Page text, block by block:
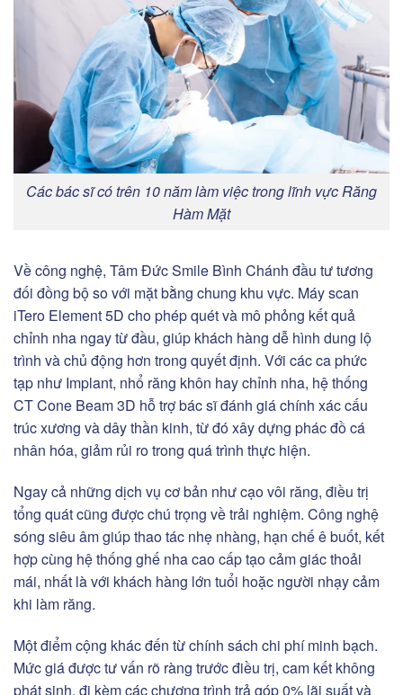
Các bác sĩ có trên 10 năm làm việc trong lĩnh vực Răng
Hàm Mặt
Về công nghệ, Tâm Đức Smile Bình Chánh đầu tư tương
đối đồng bộ so với mặt bằng chung khu vực. Máy scan
iTero Element 5D cho phép quét và mô phỏng kết quả
chỉnh nha ngay từ đầu, giúp khách hàng dễ hình dung lộ
trình và chủ động hơn trong quyết định. Với các ca phức
tạp như Implant, nhổ răng khôn hay chỉnh nha, hệ thống
CT Cone Beam 3D hỗ trợ bác sĩ đánh giá chính xác cấu
trúc xương và dây thần kinh, từ đó xây dựng phác đồ cá
nhân hóa, giảm rủi ro trong quá trình thực hiện.
Ngay cả những dịch vụ cơ bản như cạo vôi răng, điều trị
tổng quát cũng được chú trọng về trải nghiệm. Công nghệ
sóng siêu âm giúp thao tác nhẹ nhàng, hạn chế ê buốt, kết
hợp cùng hệ thống ghế nha cao cấp tạo cảm giác thoải
mái, nhất là với khách hàng lớn tuổi hoặc người nhạy cảm
khi làm răng.
Một điểm cộng khác đến từ chính sách chi phí minh bạch.
Mức giá được tư vấn rõ ràng trước điều trị, cam kết không
phát sinh, đi kèm các chương trình trả góp 0% lãi suất và